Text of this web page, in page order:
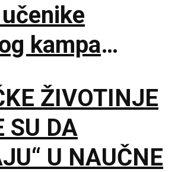
kampa
ŽIVOTINJE
SU DA
U NAUČNE